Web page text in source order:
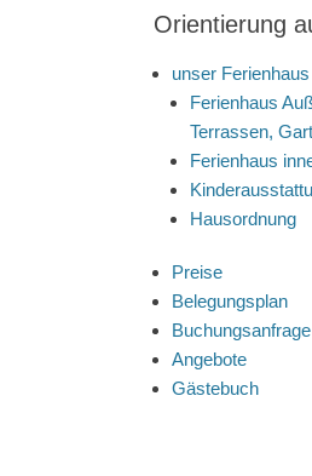
Orientierung
unser Ferienhaus
Ferienhaus
Terrassen,
Ferienhaus
Hausordnung
Preise
Belegungsplan
Buchungsanfrage
Angebote
Gästebuch